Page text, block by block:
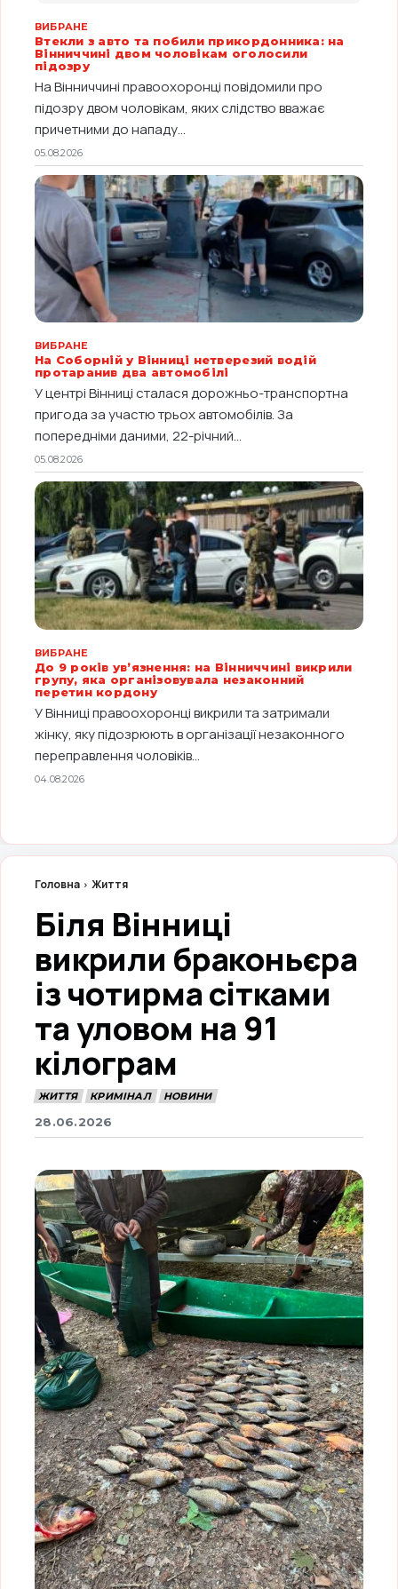
ВИБРАНЕ
Втекли з авто та побили прикордонника: на
Вінниччині двом чоловікам оголосили
підозру
На Вінниччині правоохоронці повідомили про
підозру двом чоловікам, яких слідство вважає
причетними до нападу...
05.08.2026
ВИБРАНЕ
На Соборній у Вінниці нетверезий водій
протаранив два автомобілі
У центрі Вінниці сталася дорожньо-транспортна
пригода за участю трьох автомобілів. За
попередніми даними, 22-річний...
05.08.2026
ВИБРАНЕ
До 9 років ув’язнення: на Вінниччині викрили
групу, яка організовувала незаконний
перетин кордону
У Вінниці правоохоронці викрили та затримали
жінку, яку підозрюють в організації незаконного
переправлення чоловіків...
04.08.2026